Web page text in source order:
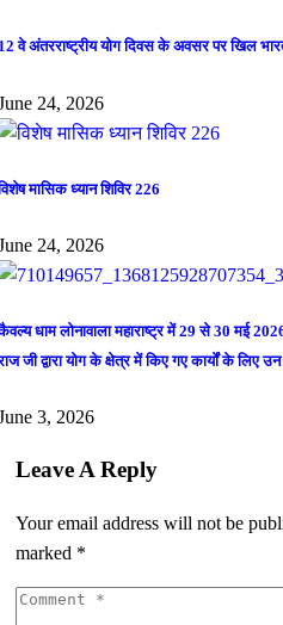
वे अंतरराष्ट्रीय योग दिवस के अवसर पर खिल
24, 2026
मासिक ध्यान शिविर 226
24, 2026
धाम लोनावाला महाराष्ट्र में 29 से 30 मई
जी द्वारा योग के क्षेत्र में किए गए कार्यों के लिए
3, 2026
Leave A Reply
Your email address will not be
marked *